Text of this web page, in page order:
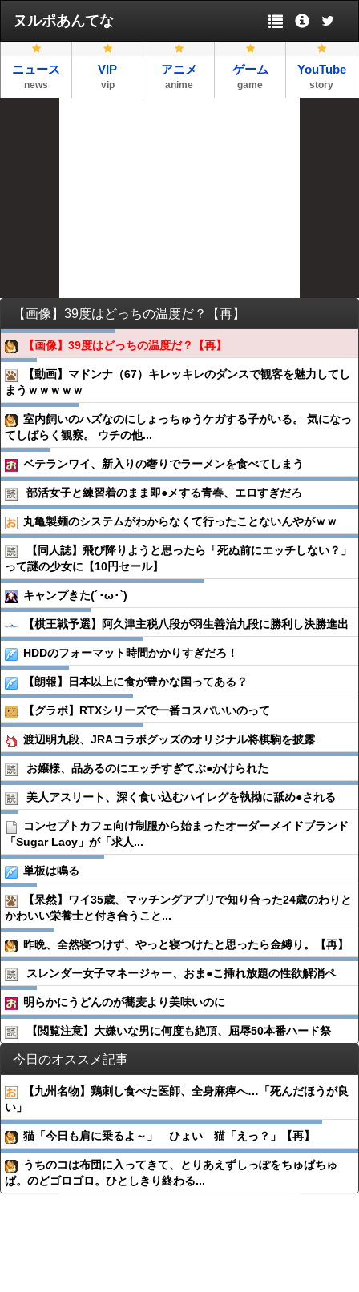
ヌルポあんてな
ニュース
news
VIP
vip
アニメ
anime
ゲーム
game
YouTube
story
【画像】39度はどっちの温度だ？【再】
【画像】39度はどっちの温度だ？【再】
【動画】マドンナ（67）キレッキレのダンスで観客を魅力してし
まうｗｗｗｗｗ
室内飼いのハズなのにしょっちゅうケガする子がいる。 気になっ
てしばらく観察。 ウチの他...
ベテランワイ、新入りの奢りでラーメンを食べてしまう
部活女子と練習着のまま即●︎メする青春、エロすぎだろ
丸亀製麺のシステムがわからなくて行ったことないんやがｗｗ
【同人誌】飛び降りようと思ったら「死ぬ前にエッチしない？」
って謎の少女に【10円セール】
キャンプきた(´･ω･`)
【棋王戦予選】阿久津主税八段が羽生善治九段に勝利し決勝進出
HDDのフォーマット時間かかりすぎだろ！
【朗報】日本以上に食が豊かな国ってある？
【グラボ】RTXシリーズで一番コスパいいのって
渡辺明九段、JRAコラボグッズのオリジナル将棋駒を披露
お嬢様、品あるのにエッチすぎてぶ●︎かけられた
美人アスリート、深く食い込むハイレグを執拗に舐め●︎される
コンセプトカフェ向け制服から始まったオーダーメイドブランド
「Sugar Lacy」が「求人...
単板は鳴る
【呆然】ワイ35歳、マッチングアプリで知り合った24歳のわりと
かわいい栄養士と付き合うこと...
昨晩、全然寝つけず、やっと寝つけたと思ったら金縛り。【再】
スレンダー女子マネージャー、おま●︎こ挿れ放題の性欲解消ペ
明らかにうどんのが蕎麦より美味いのに
【閲覧注意】大嫌いな男に何度も絶頂、屈辱50本番ハード祭
今日のオススメ記事
【九州名物】鶏刺し食べた医師、全身麻痺へ…「死んだほうが良
い」
猫「今日も肩に乗るよ～」 ひょい 猫「えっ？」【再】
うちのコは布団に入ってきて、とりあえずしっぽをちゅぱちゅ
ぱ。のどゴロゴロ。ひとしきり終わる...